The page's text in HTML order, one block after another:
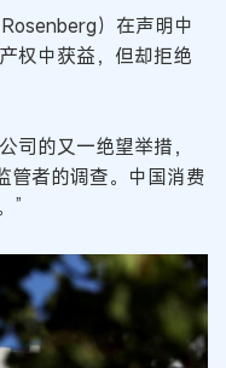
）在声明中
权中获益，但却拒绝
司的又一绝望举措，
管者的调查。中国消费
”